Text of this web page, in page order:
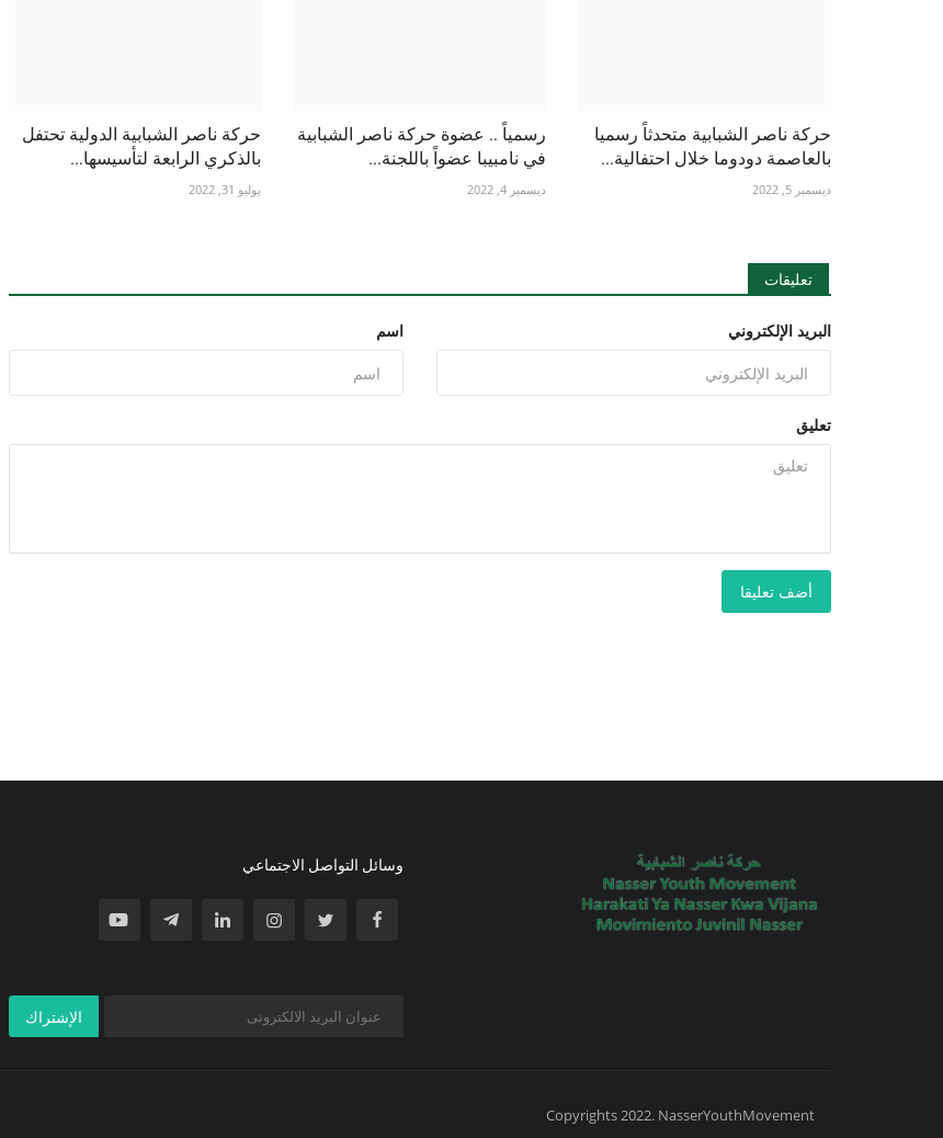
حركة ناصر الشبابية متحدثاً رسميا
بالعاصمة دودوما خلال احتفالية...
ديسمبر 5, 2022
رسمياً .. عضوة حركة ناصر الشبابية
في نامبيبا عضواً باللجنة...
ديسمبر 4, 2022
حركة ناصر الشبابية الدولية تحتفل
بالذكري الرابعة لتأسيسها...
يوليو 31, 2022
تعليقات
اسم البريد الإلكتروني
تعليق
أضف تعليقا
وسائل التواصل الاجتماعي
الإشتراك
Copyrights 2022. NasserYouthMovement